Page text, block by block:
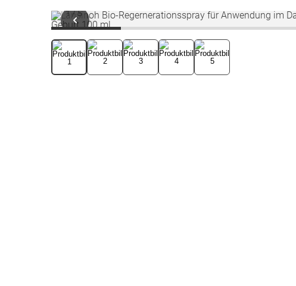
1/5